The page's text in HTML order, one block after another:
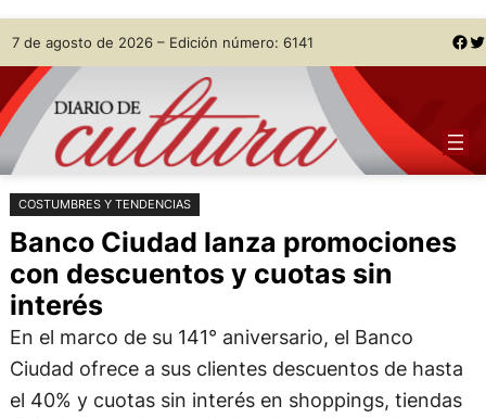
Saltar
al
contenido
Skip
to
content
7 de agosto de 2026 – Edición número: 6141 Facebook Twitter
COSTUMBRES Y TENDENCIAS
Banco Ciudad lanza promociones
con descuentos y cuotas sin
interés
En el marco de su 141° aniversario, el Banco
Ciudad ofrece a sus clientes descuentos de hasta
el 40% y cuotas sin interés en shoppings, tiendas